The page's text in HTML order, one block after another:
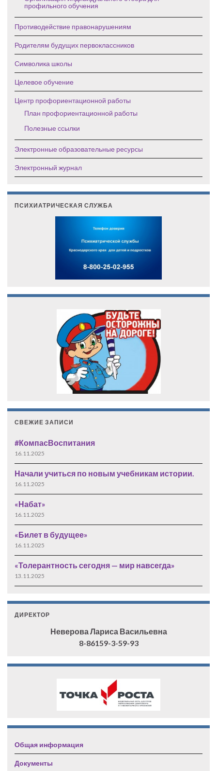
профильного обучения
Противодействие правонарушениям
Родителям будущих первоклассников
Символика школы
Целевое обучение
Центр профориентационной работы
План профориентационной работы
Полезные ссылки
Электронные образовательные ресурсы
Электронный журнал
ПСИХИАТРИЧЕСКАЯ СЛУЖБА
СВЕЖИЕ ЗАПИСИ
#КомпасВоспитания
16.11.2025
Начали учиться по новым учебникам истории.
16.11.2025
«Набат»
16.11.2025
«Билет в будущее»
16.11.2025
«Толерантность сегодня — мир навсегда»
13.11.2025
ДИРЕКТОР
Неверова Лариса Васильевна
8-86159-3-59-93
Общая информация
Документы